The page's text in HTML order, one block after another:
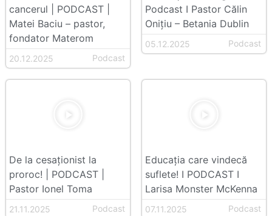
cancerul | PODCAST |
Matei Baciu – pastor,
fondator Materom
20.12.2025 Podcast
Podcast I Pastor Călin
Onițiu – Betania Dublin
05.12.2025 Podcast
De la cesaționist la
proroc! | PODCAST |
Pastor Ionel Toma
21.11.2025 Podcast
Educația care vindecă
suflete! I PODCAST I
Larisa Monster McKenna
07.11.2025 Podcast